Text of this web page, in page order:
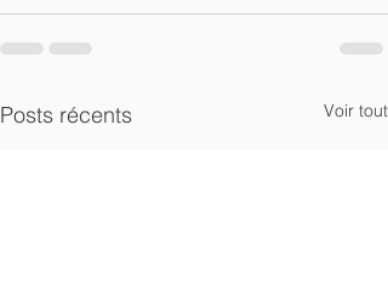
Posts récents Voir tout